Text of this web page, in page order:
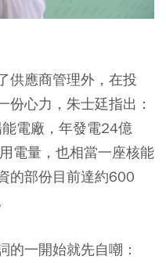
供應商管理外，在投
份心力，朱士廷指出：
電廠，年發電24億
電量，也相當一座核能
的部份目前達約600
的一開始就先自嘲：